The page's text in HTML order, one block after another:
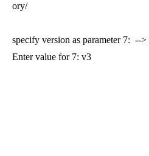
ory/
specify version as parameter 7: -->
Enter value for 7: v3